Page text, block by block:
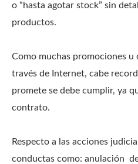
o “hasta agotar stock” sin
productos.
Como muchas promociones
través de Internet, cabe
promete se debe cumplir, ya
contrato.
Respecto a las acciones
conductas como: anulación